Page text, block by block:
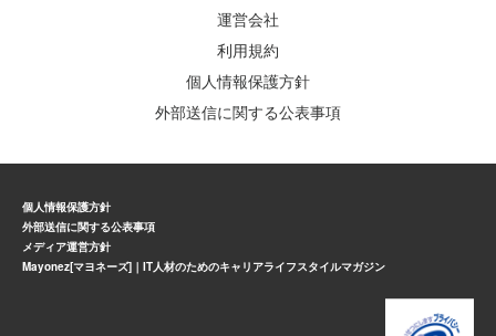
運営会社
利用規約
個人情報保護方針
外部送信に関する公表事項
個人情報保護方針
外部送信に関する公表事項
メディア運営方針
Mayonez[マヨネーズ]｜IT人材のためのキャリアライフスタイルマガジン